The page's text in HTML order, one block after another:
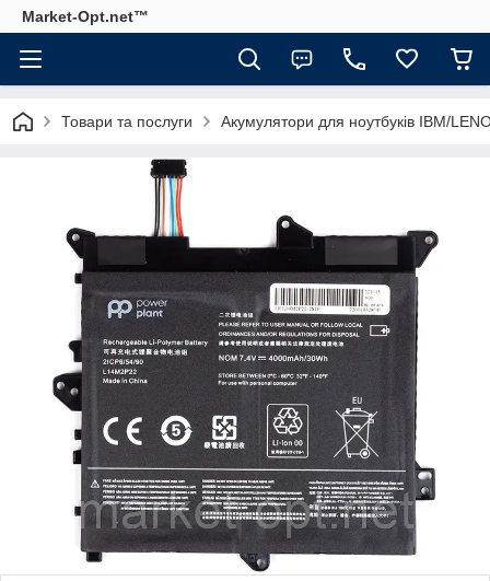
Market-Opt.net™
Товари та послуги Акумулятори для ноутбуків IBM/